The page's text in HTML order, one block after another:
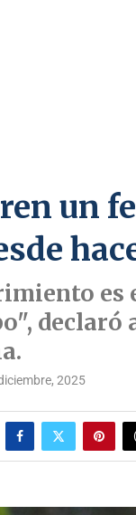
un
es
declaró
2025